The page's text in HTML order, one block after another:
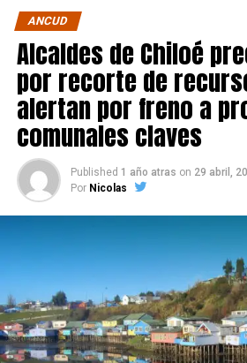
ANCUD
Alcaldes de Chiloé
por recorte de
alertan por freno a
comunales claves
Published 1 año atras on 29 abril,
Por Nicolas